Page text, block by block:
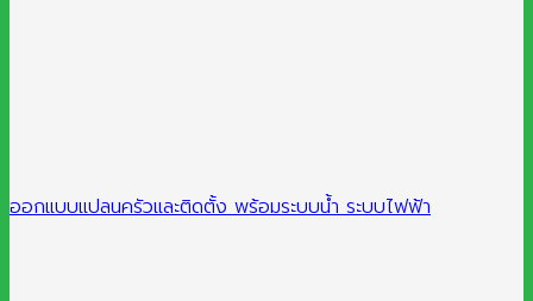
ออกแบบแปลนครัวและติดตั้ง พร้อมระบบน้ำ ระบบไฟฟ้า